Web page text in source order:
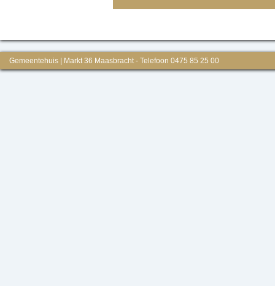
Gemeentehuis | Markt 36 Maasbracht - Telefoon 0475 85 25 00